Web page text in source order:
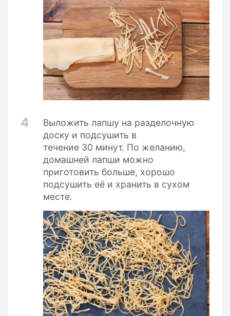
4
Выложить лапшу на разделочную
доску и подсушить в
течение 30 минут. По желанию,
домашней лапши можно
приготовить больше, хорошо
подсушить её и хранить в сухом
месте.